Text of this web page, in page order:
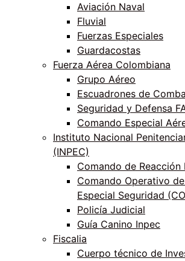
Aviación Naval
Fluvial
Fuerzas Especiales
Guardacostas
Fuerza Aérea Colombiana
Grupo Aéreo
Escuadrones de
Seguridad y Defensa
Comando Especial
Instituto Nacional
(INPEC)
Comando de Reacción
Comando Operativo
Especial Seguridad
Policía Judicial
Guía Canino Inpec
Fiscalia
Cuerpo técnico de